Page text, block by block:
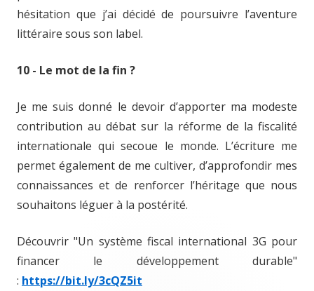
hésitation que j’ai décidé de poursuivre l’aventure
littéraire sous son label.
10 - Le mot de la fin ?
Je me suis donné le devoir d’apporter ma modeste
contribution au débat sur la réforme de la fiscalité
internationale qui secoue le monde. L’écriture me
permet également de me cultiver, d’approfondir mes
connaissances et de renforcer l’héritage que nous
souhaitons léguer à la postérité.
Découvrir "Un système fiscal international 3G pour
financer le développement durable"
: https://bit.ly/3cQZ5it